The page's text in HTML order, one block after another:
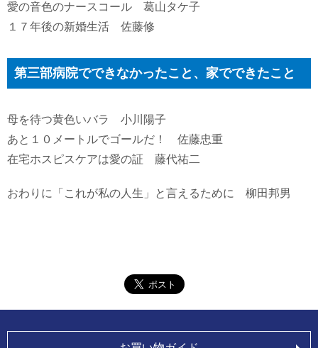
愛の音色のナースコール 葛山タケ子
１７年後の新婚生活 佐藤修
第三部病院でできなかったこと、家でできたこと
母を待つ黄色いバラ 小川陽子
あと１０メートルでゴールだ！ 佐藤忠重
在宅ホスピスケアは愛の証 藤代祐二
おわりに「これが私の人生」と言えるために 柳田邦男